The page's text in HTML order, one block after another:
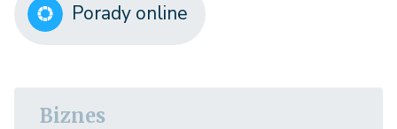
Porady online
Biznes